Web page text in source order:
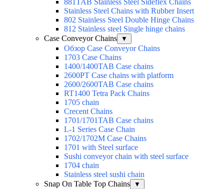
881TAB Stainless Steel Sideflex Chains
Stainless Steel Chains with Rubber Insert
802 Stainless Steel Double Hinge Chains
812 Stainless steel Single hinge chains
Case Conveyor Chains
▼
Обзор Case Conveyor Chains
1703 Case Chains
1400/1400TAB Case chains
2600PT Case chains with platform
2600/2600TAB Case chains
RT1400 Tetra Pack Chains
1705 chain
Crecent Chains
1701/1701TAB Case chains
L-1 Series Case Chain
1702/1702M Case Chains
1701 with Steel surface
Sushi conveyor chain with steel surface
1704 chain
Stainless steel sushi chain
Snap On Table Top Chains
▼